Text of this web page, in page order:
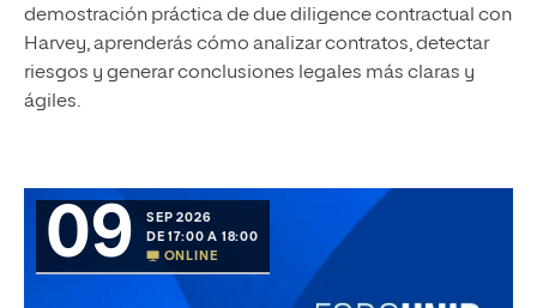
demostración práctica de due diligence contractual con
Harvey, aprenderás cómo analizar contratos, detectar
riesgos y generar conclusiones legales más claras y
ágiles.
09
SEP 2026
DE 17:00 A 18:00
ONLINE